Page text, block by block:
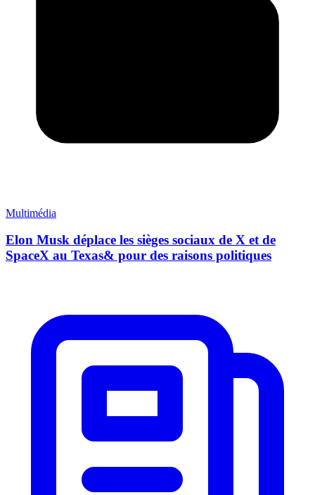
Multimédia
Elon Musk déplace les sièges sociaux de X et de
SpaceX au Texas& pour des raisons politiques